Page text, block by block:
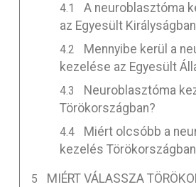
A neuroblasztóma
az Egyesült
Mennyibe kerül a
kezelése az Egyesült
Neuroblasztóma
Törökországban?
Miért olcsóbb a
kezelés
MIÉRT VÁLASSZA